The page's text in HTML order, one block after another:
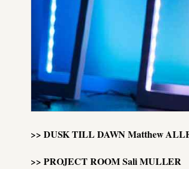
>> DUSK TILL DAWN Matthew
>> PROJECT ROOM Sali MULLER